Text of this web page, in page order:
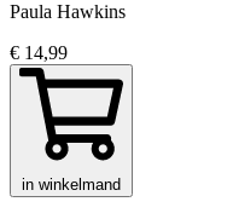
Paula Hawkins
€ 14,99
in winkelmand